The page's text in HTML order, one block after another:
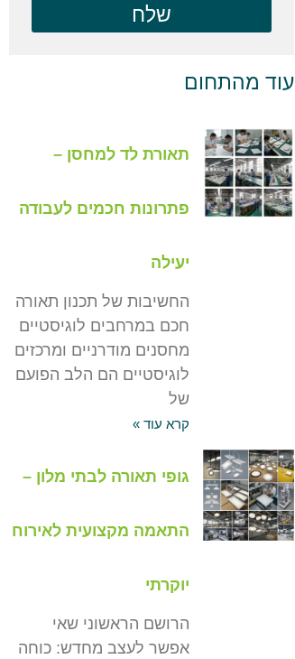
שלח
עוד מהתחום
תאורת לד למחסן –
פתרונות חכמים לעבודה
יעילה
החשיבות של תכנון תאורה
חכם במרחבים לוגיסטיים
מחסנים מודרניים ומרכזים
לוגיסטיים הם הלב הפועם
של
קרא עוד »
גופי תאורה לבתי מלון –
התאמה מקצועית לאירוח
יוקרתי
הרושם הראשוני שאי
אפשר לעצב מחדש: כוחה